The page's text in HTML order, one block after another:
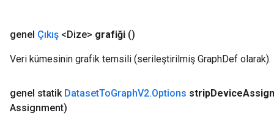
genel Çıkış <Dize> grafiği ()
Veri kümesinin grafik temsili (serileştirilmiş GraphDef olarak).
genel statik DatasetToGraphV2.Options stripDevice
Assignment)